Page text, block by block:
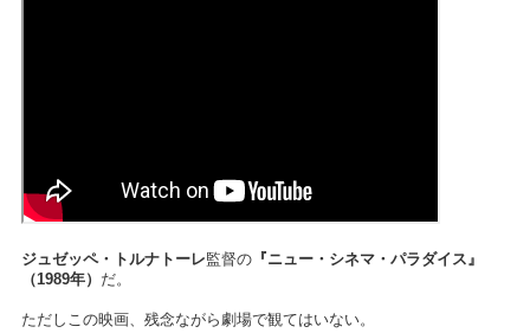
ジュゼッペ・トルナトーレ監督の『ニュー・シネマ・パラダイス』
（1989年） だ。
ただしこの映画、残念ながら劇場で観てはいない。